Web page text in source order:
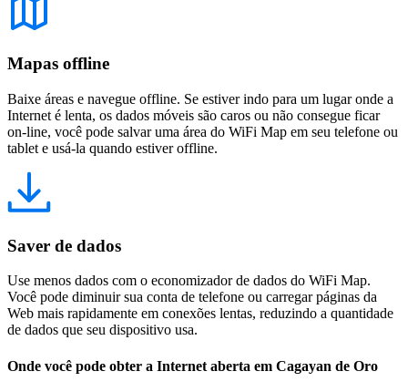
Mapas offline
Baixe áreas e navegue offline. Se estiver indo para um lugar onde a
Internet é lenta, os dados móveis são caros ou não consegue ficar
on-line, você pode salvar uma área do WiFi Map em seu telefone ou
tablet e usá-la quando estiver offline.
Saver de dados
Use menos dados com o economizador de dados do WiFi Map.
Você pode diminuir sua conta de telefone ou carregar páginas da
Web mais rapidamente em conexões lentas, reduzindo a quantidade
de dados que seu dispositivo usa.
Onde você pode obter a Internet aberta em Cagayan de Oro